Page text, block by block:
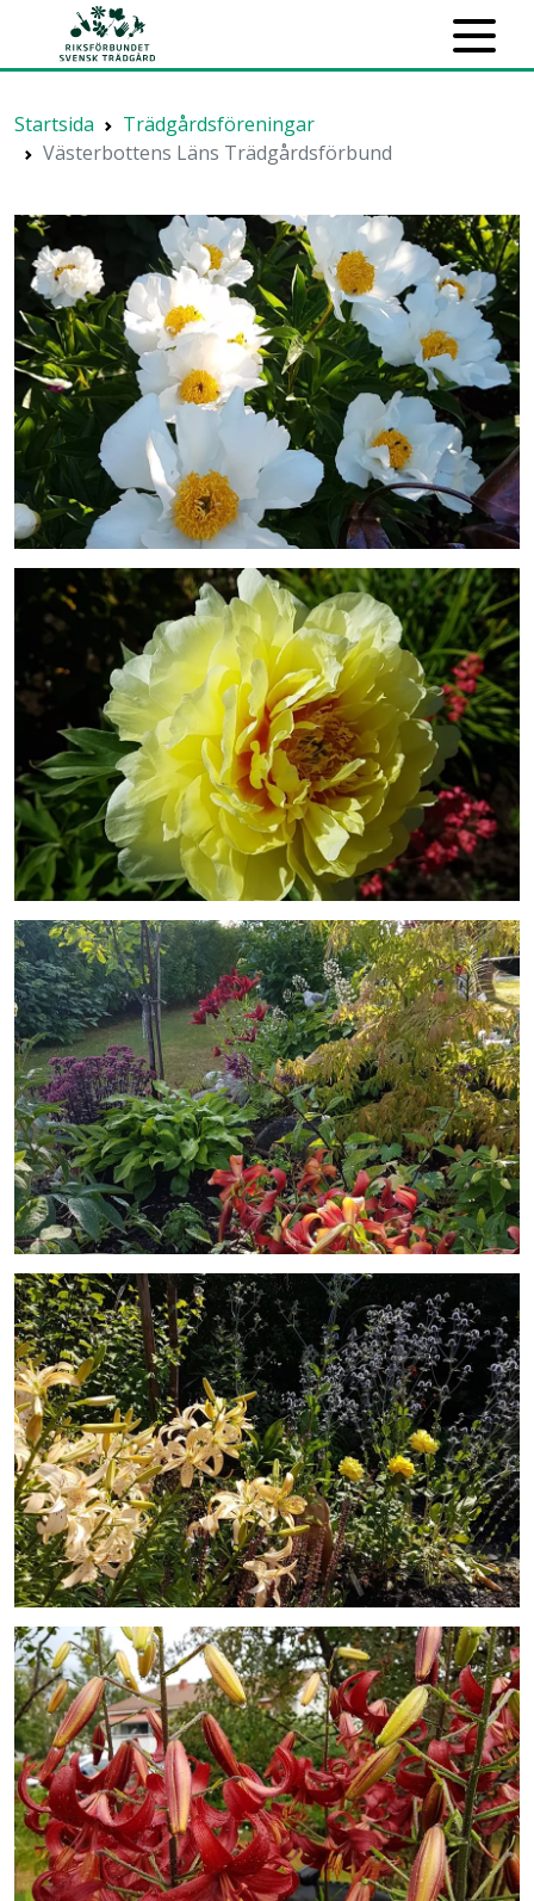
Startsida
Trädgårdsföreningar
Västerbottens Läns Trädgårdsförbund